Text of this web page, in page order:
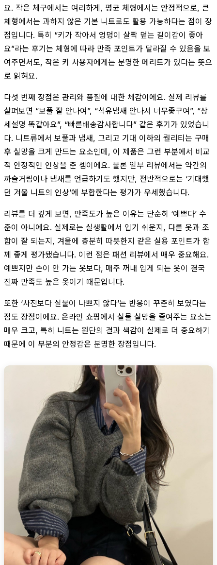
요. 작은 체구에서는 여리하게, 평균 체형에서는 안정적으로, 큰
체형에서는 과하지 않은 기본 니트로도 활용 가능하다는 점이 장
점입니다. 특히 “키가 작아서 엉덩이 살짝 덮는 길이감이 좋아
요”라는 후기는 체형에 따라 만족 포인트가 달라질 수 있음을 보
여주면서도, 작은 키 사용자에게는 분명한 메리트가 있다는 뜻으
로 읽혀요.
다섯 번째 장점은 관리와 품질에 대한 체감이에요. 실제 리뷰를
살펴보면 “보풀 잘 안나여”, “석유냄새 안나서 너무좋구여”, “상
세설명 똑같아요”, “빠른배송감사합니다” 같은 후기가 있었습니
다. 니트류에서 보풀과 냄새, 그리고 기대 이하의 퀄리티는 구매
후 실망을 크게 만드는 요소인데, 이 제품은 그런 부분에서 비교
적 안정적인 인상을 준 셈이에요. 물론 일부 리뷰에서는 약간의
까슬거림이나 냄새를 언급하기도 했지만, 전반적으로는 ‘기대했
던 겨울 니트의 인상’에 부합한다는 평가가 우세했습니다.
리뷰를 더 깊게 보면, 만족도가 높은 이유는 단순히 ‘예쁘다’ 수
준이 아니에요. 실제로는 실생활에서 입기 쉬운지, 다른 옷과 조
합이 잘 되는지, 겨울에 충분히 따뜻한지 같은 실용 포인트가 함
께 좋게 평가됐습니다. 이런 점은 패션 리뷰에서 매우 중요해요.
예쁘지만 손이 안 가는 옷보다, 매주 꺼내 입게 되는 옷이 결국
진짜 만족도 높은 옷이기 때문입니다.
또한 ‘사진보다 실물이 나쁘지 않다’는 반응이 꾸준히 보였다는
점도 장점이에요. 온라인 쇼핑에서 실물 실망을 줄여주는 요소는
매우 크고, 특히 니트는 원단의 결과 색감이 실제로 더 중요하기
때문에 이 부분의 안정감은 분명한 장점입니다.